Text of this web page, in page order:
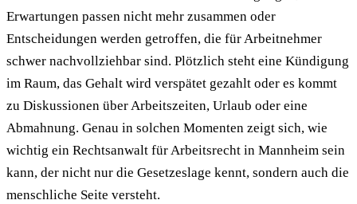
Erwartungen passen nicht mehr zusammen oder
Entscheidungen werden getroffen, die für Arbeitnehmer
schwer nachvollziehbar sind. Plötzlich steht eine Kündigung
im Raum, das Gehalt wird verspätet gezahlt oder es kommt
zu Diskussionen über Arbeitszeiten, Urlaub oder eine
Abmahnung. Genau in solchen Momenten zeigt sich, wie
wichtig ein Rechtsanwalt für Arbeitsrecht in Mannheim sein
kann, der nicht nur die Gesetzeslage kennt, sondern auch die
menschliche Seite versteht.